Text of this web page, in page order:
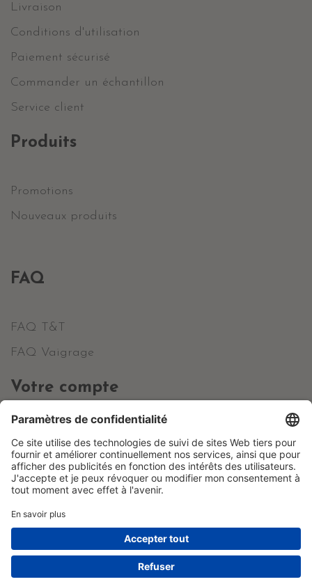
Livraison
Conditions d'utilisation
Paiement sécurisé
Commander un échantillon
Service client
Produits
Promotions
Nouveaux produits
FAQ
FAQ T&T
FAQ Vaigrage
Votre compte
Informations personnelles
Commandes
Avoirs
Adresses